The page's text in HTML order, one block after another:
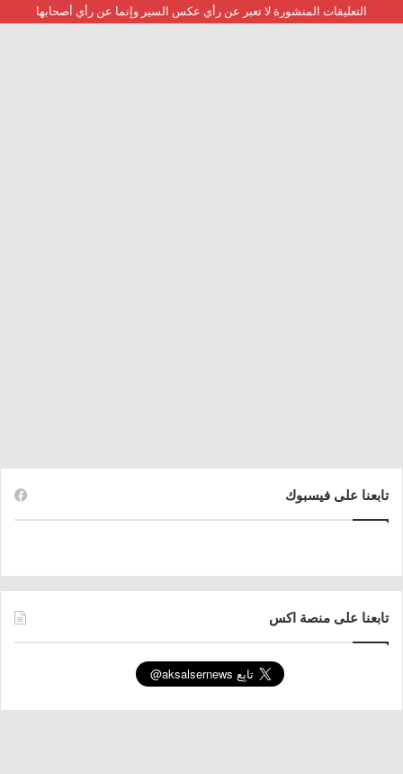
التعليقات المنشورة لا تعبر عن رأي عكس السير وإنما عن رأي أصحابها
تابعنا على فيسبوك
تابعنا على منصة اكس